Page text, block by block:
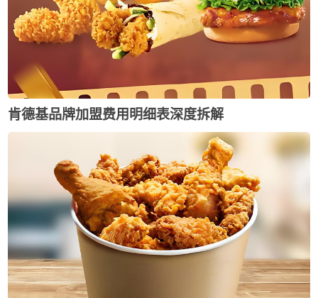
肯德基品牌加盟费用明细表深度拆解